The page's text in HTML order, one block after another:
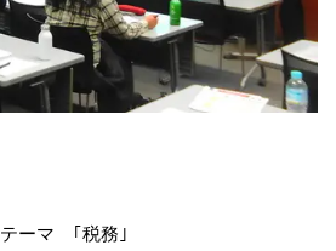
テーマ ｢税務｣